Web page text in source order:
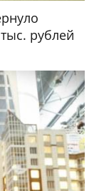
рублей